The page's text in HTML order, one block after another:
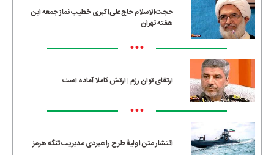
حجت‌الاسلام حاج‌علی‌اکبری خطیب نماز جمعه این
هفته تهران
•••
ارتقای توان رزم | ارتش کاملا آماده است
•••
انتشار متن اولیۀ طرح راهبردی مدیریت تنگه هرمز